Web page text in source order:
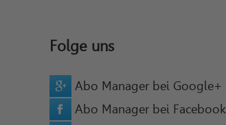
Folge uns
Abo Manager bei Google+
Abo Manager bei Facebook